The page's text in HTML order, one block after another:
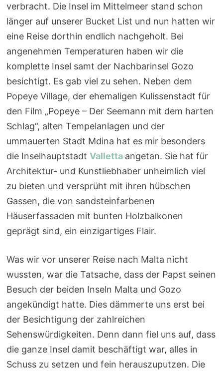
verbracht. Die Insel im Mittelmeer stand schon
länger auf unserer Bucket List und nun hatten wir
eine Reise dorthin endlich nachgeholt. Bei
angenehmen Temperaturen haben wir die
komplette Insel samt der Nachbarinsel Gozo
besichtigt. Es gab viel zu sehen. Neben dem
Popeye Village, der ehemaligen Kulissenstadt für
den Film „Popeye – Der Seemann mit dem harten
Schlag“, alten Tempelanlagen und der
ummauerten Stadt Mdina hat es mir besonders
die InselhauptstadtValletta angetan. Sie hat für
Architektur- und Kunstliebhaber unheimlich viel
zu bieten und versprüht mit ihren hübschen
Gassen, die von sandsteinfarbenen
Häuserfassaden mit bunten Holzbalkonen
geprägt sind, ein einzigartiges Flair.
Was wir vor unserer Reise nach Malta nicht
wussten, war die Tatsache, dass der Papst seinen
Besuch der beiden Inseln Malta und Gozo
angekündigt hatte. Dies dämmerte uns erst bei
der Besichtigung der zahlreichen
Sehenswürdigkeiten. Denn dann fiel uns auf, dass
die ganze Insel damit beschäftigt war, alles in
Schuss zu setzen und fein herauszuputzen. Die